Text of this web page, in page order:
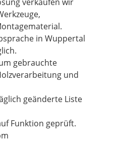
in Wuppertal
gebrauchte
und
geänderte Liste
Funktion geprüft.